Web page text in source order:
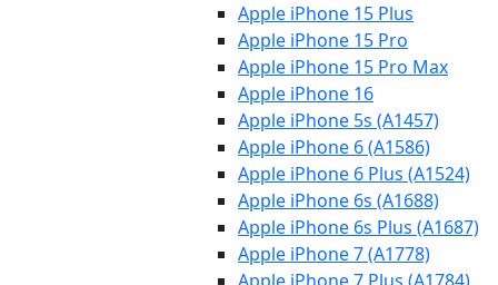
Apple iPhone 15 Plus
Apple iPhone 15 Pro
Apple iPhone 15 Pro Max
Apple iPhone 16
Apple iPhone 5s (A1457)
Apple iPhone 6 (A1586)
Apple iPhone 6 Plus (A1524)
Apple iPhone 6s (A1688)
Apple iPhone 6s Plus (A1687)
Apple iPhone 7 (A1778)